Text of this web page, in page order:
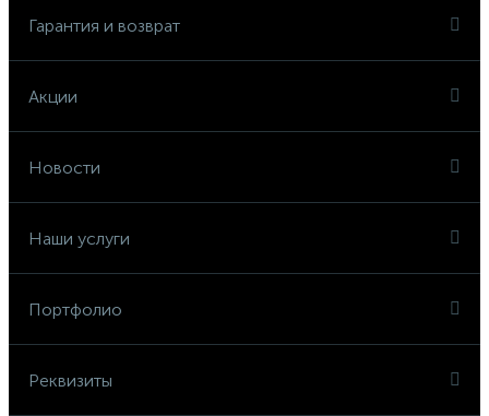
Гарантия и возврат
Акции
Новости
Наши услуги
Портфолио
Реквизиты